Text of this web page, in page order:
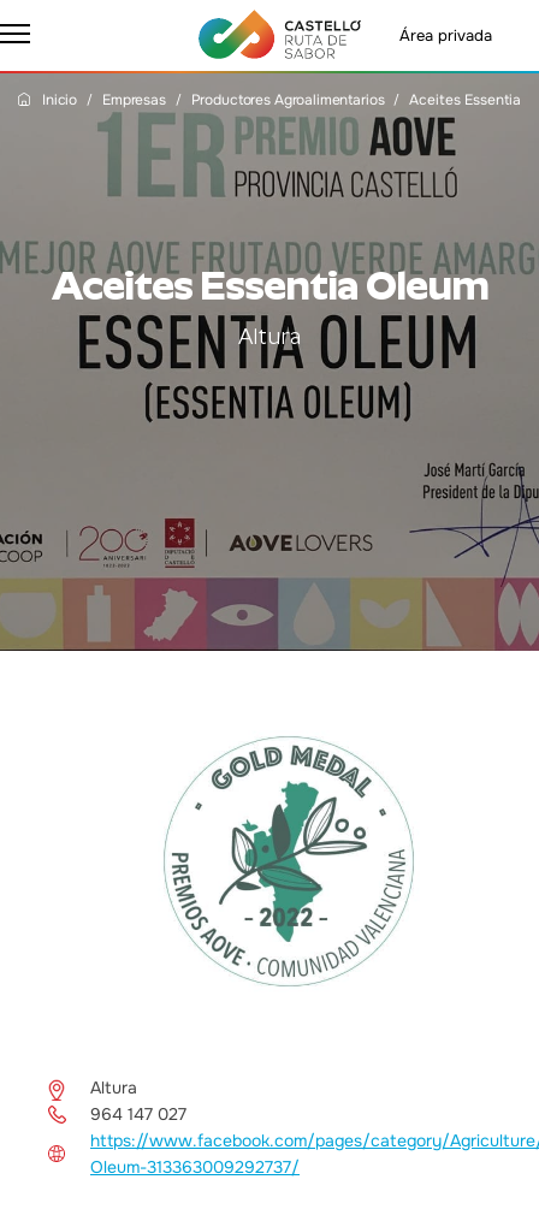
Área privada
Aceites Essentia Oleum
Altura
Inicio Empresas Productores Agroalimentarios Aceites Essentia
Altura
964 147 027
https://www.facebook.com/pages/category/
Oleum-313363009292737/